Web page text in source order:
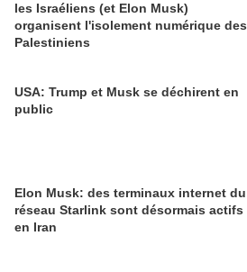
les Israéliens (et Elon Musk)
organisent l'isolement numérique des
Palestiniens
USA: Trump et Musk se déchirent en
public
Elon Musk: des terminaux internet du
réseau Starlink sont désormais actifs
en Iran